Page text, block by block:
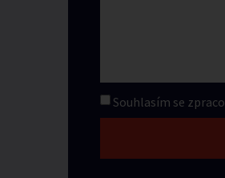
Souhlasím se